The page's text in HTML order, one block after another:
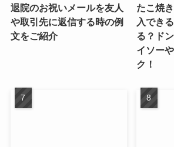
退院のお祝いメールを友人
や取引先に返信する時の例
文をご紹介
たこ焼
入でき
る？ド
イソー
ク！